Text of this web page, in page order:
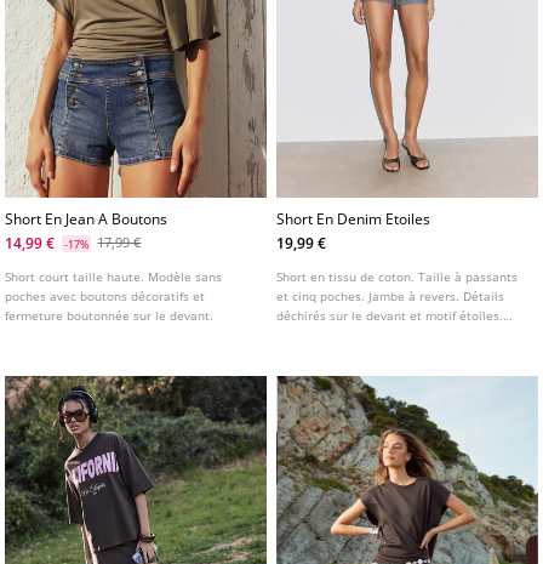
Short En Jean A Boutons
14,99 €
-17% 17,99 €
Short court taille haute. Modèle sans
poches avec boutons décoratifs et
fermeture boutonnée sur le devant.
Short En Denim Etoiles
19,99 €
Short en tissu de coton. Taille à passants
et cinq poches. Jambe à revers. Détails
déchirés sur le devant et motif étoiles.